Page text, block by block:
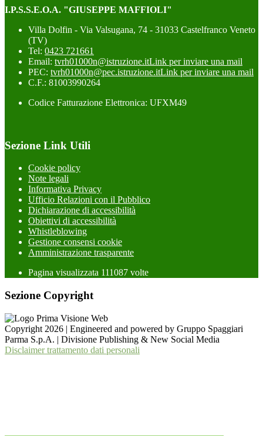
I.P.S.S.E.O.A. "GIUSEPPE MAFFIOLI"
Villa Dolfin - Via Valsugana, 74 - 31033 Castelfranco Veneto
(TV)
Tel: 0423 721661
Email: tvrh01000n@istruzione.itLink per inviare una mail
PEC: tvrh01000n@pec.istruzione.itLink per inviare una mail
C.F.: 81003990264
Codice Fatturazione Elettronica: UFXM49
Sezione Link Utili
Cookie policy
Note legali
Informativa Privacy
Ufficio Relazioni con il Pubblico
Dichiarazione di accessibilità
Obiettivi di accessibilità
Whistleblowing
Gestione consensi cookie
Amministrazione trasparente
Pagina visualizzata 111087 volte
Sezione Copyright
Copyright 2026 | Engineered and powered by Gruppo Spaggiari
Parma S.p.A. | Divisione Publishing & New Social Media
Disclaimer trattamento dati personali